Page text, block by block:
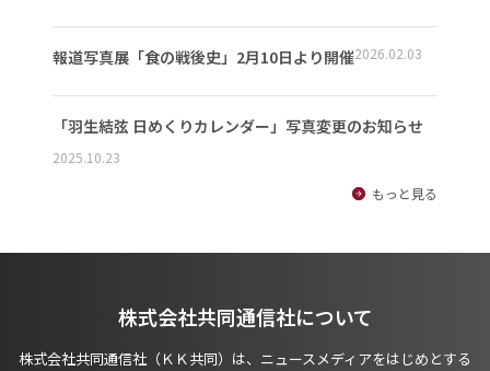
報道写真展「食の戦後史」2月10日より開催2026.02.03
「羽生結弦 日めくりカレンダー」写真変更のお知らせ
2025.10.23
もっと見る
株式会社共同通信社について
株式会社共同通信社（ＫＫ共同）は、ニュースメディアをはじめとする